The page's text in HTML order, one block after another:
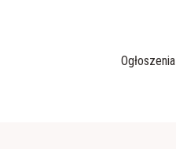
Ogłoszenia